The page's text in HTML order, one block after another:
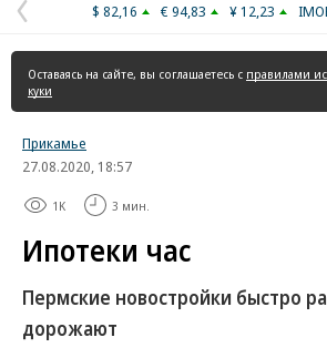
Предыдущая
страница
$ 82,16 € 94,83 ¥ 12,23
Оставаясь на сайте, вы соглашаетесь с правилами
куки
Прикамье
27.08.2020, 18:57
1K 3 мин.
Ипотеки час
Пермские новостройки быстро
дорожают